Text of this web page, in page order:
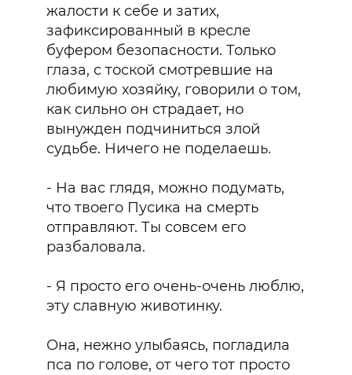
жалости к себе и затих,
зафиксированный в кресле
буфером безопасности. Только
глаза, с тоской смотревшие на
любимую хозяйку, говорили о том,
как сильно он страдает, но
вынужден подчиниться злой
судьбе. Ничего не поделаешь.
- На вас глядя, можно подумать,
что твоего Пусика на смерть
отправляют. Ты совсем его
разбаловала.
- Я просто его очень-очень люблю,
эту славную животинку.
Она, нежно улыбаясь, погладила
пса по голове, от чего тот просто